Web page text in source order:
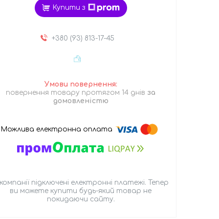
Купити з
+380 (93) 813-17-45
повернення товару протягом 14 днів за
домовленістю
підключені електронні платежі. Тепер
ви можете купити будь-який товар не
покидаючи сайту.